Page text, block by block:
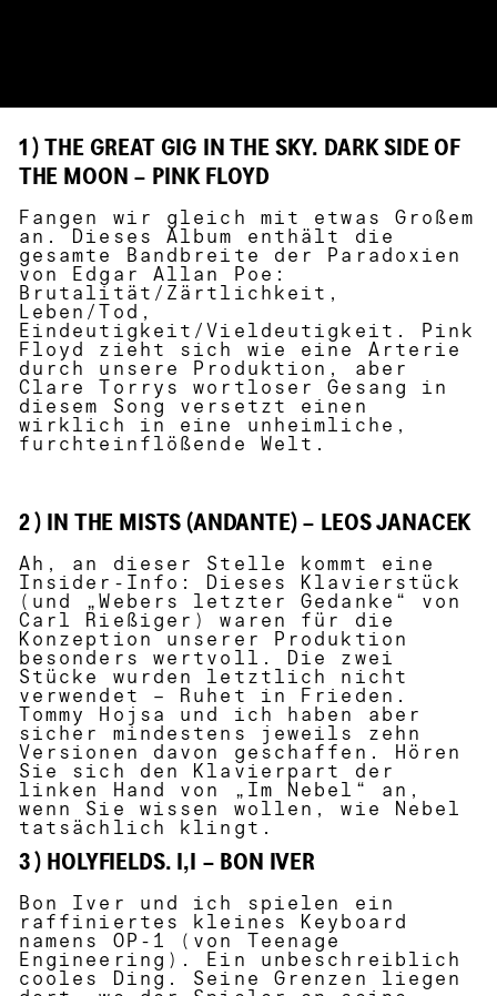
1 ) THE GREAT GIG IN THE SKY. DARK SIDE OF
THE MOON – PINK FLOYD
Fangen wir gleich mit etwas Großem
an. Dieses Album enthält die
gesamte Bandbreite der Paradoxien
von Edgar Allan Poe:
Brutalität/Zärtlichkeit,
Leben/Tod,
Eindeutigkeit/Vieldeutigkeit. Pink
Floyd zieht sich wie eine Arterie
durch unsere Produktion, aber
Clare Torrys wortloser Gesang in
diesem Song versetzt einen
wirklich in eine unheimliche,
furchteinflößende Welt.
2 ) IN THE MISTS (ANDANTE) – LEOS JANACEK
Ah, an dieser Stelle kommt eine
Insider-Info: Dieses Klavierstück
(und „Webers letzter Gedanke“ von
Carl Rießiger) waren für die
Konzeption unserer Produktion
besonders wertvoll. Die zwei
Stücke wurden letztlich nicht
verwendet – Ruhet in Frieden.
Tommy Hojsa und ich haben aber
sicher mindestens jeweils zehn
Versionen davon geschaffen. Hören
Sie sich den Klavierpart der
linken Hand von „Im Nebel“ an,
wenn Sie wissen wollen, wie Nebel
tatsächlich klingt.
3 ) HOLYFIELDS. I,I – BON IVER
Bon Iver und ich spielen ein
raffiniertes kleines Keyboard
namens OP-1 (von Teenage
Engineering). Ein unbeschreiblich
cooles Ding. Seine Grenzen liegen